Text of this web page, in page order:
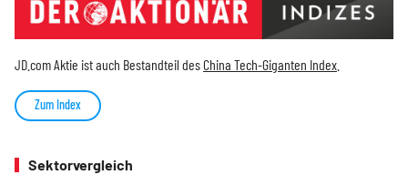
JD.com Aktie ist auch Bestandteil desChina Tech-Giganten Index
Zum Index
Sektorvergleich